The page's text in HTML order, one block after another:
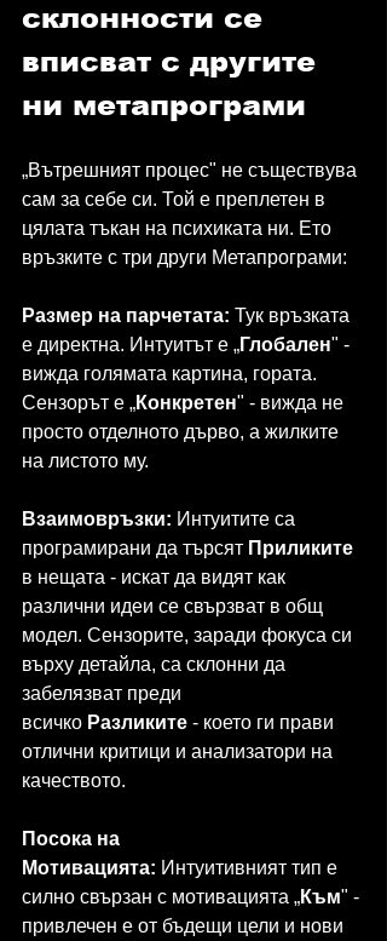
склонности се
вписват с другите
ни метапрограми
„Вътрешният процес" не съществува
сам за себе си. Той е преплетен в
цялата тъкан на психиката ни. Ето
връзките с три други Метапрограми:
Размер на парчетата: Тук връзката
е директна. Интуитът е „Глобален" -
вижда голямата картина, гората.
Сензорът е „Конкретен" - вижда не
просто отделното дърво, а жилките
на листото му.
Взаимовръзки: Интуитите са
програмирани да търсят Приликите
в нещата - искат да видят как
различни идеи се свързват в общ
модел. Сензорите, заради фокуса си
върху детайла, са склонни да
забелязват преди
всичко Разликите - което ги прави
отлични критици и анализатори на
качеството.
Посока на
Мотивацията: Интуитивният тип е
силно свързан с мотивацията „Към" -
привлечен е от бъдещи цели и нови